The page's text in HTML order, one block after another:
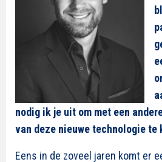
nodig ik je uit om met een
van deze nieuwe technologie te
Eens in de zoveel jaren komt er